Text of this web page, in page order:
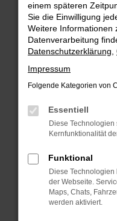
Fehler:
Beim Laden ist ein
Hier sind ein paar
Überprüfe
deine
Prüfe deine
Manche
können das
einem späteren
Sie die Einwilligung
Weitere Informationen
Datenverarbeitung
Datenschutzerklärung
Impressum
Folgende Kategorien von
Essentiell
Diese
Kernfunktionalität
Funktional
Diese
der Webseite.
Maps, Chats,
werden aktiviert.